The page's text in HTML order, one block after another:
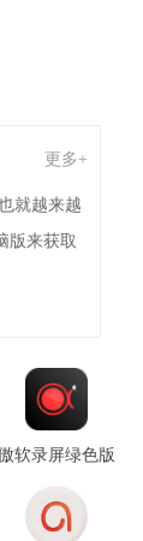
更多+
就越来越
版来获取
软录屏绿色版